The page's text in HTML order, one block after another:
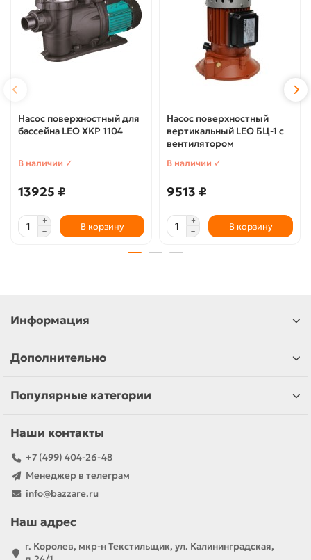
Насос поверхностный для
бассейна LEO XKP 1104
В наличии ✓
13925 ₽
В корзину
Насос поверхностный
вертикальный LEO БЦ-1 с
вентилятором
В наличии ✓
9513 ₽
В корзину
Информация
Дополнительно
Популярные категории
Наши контакты
+7 (499) 404-26-48
Менеджер в телеграм
info@bazzare.ru
Наш адрес
г. Королев, мкр-н Текстильщик, ул. Калининградская,